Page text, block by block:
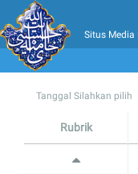
Situs
Tanggal Silahkan pilih
Rubrik